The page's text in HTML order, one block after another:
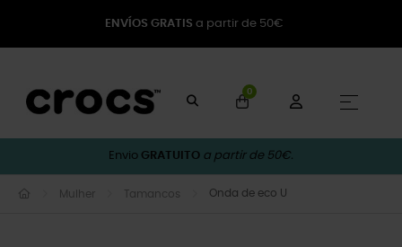
ENVÍOS GRATIS a partir de 50€
0
☰
Envio GRATUITO a partir de 50€.
Mulher Tamancos Onda de eco U